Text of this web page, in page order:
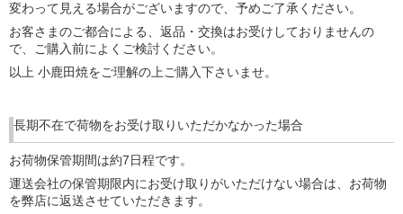
変わって見える場合がございますので、予めご了承ください。
お客さまのご都合による、返品・交換はお受けしておりませんの
で、ご購入前によくご検討ください。
以上 小鹿田焼をご理解の上ご購入下さいませ。
長期不在で荷物をお受け取りいただかなかった場合
お荷物保管期間は約7日程です。
運送会社の保管期限内にお受け取りがいただけない場合は、お荷物
を弊店に返送させていただきます。